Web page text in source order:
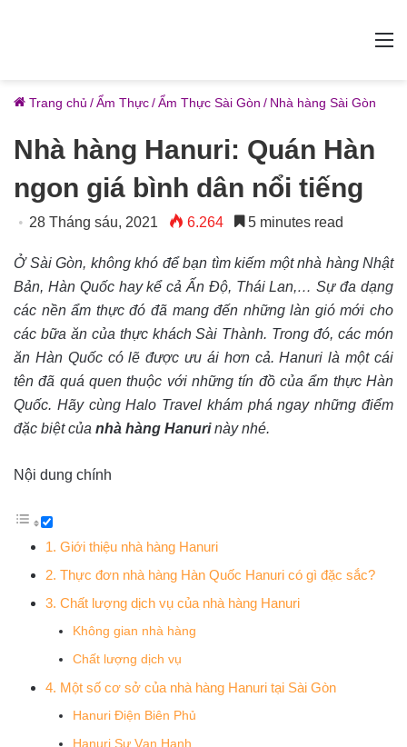
Trang chủ /Ẩm Thực/Ẩm Thực Sài Gòn / Nhà hàng Sài Gòn
Nhà hàng Hanuri: Quán Hàn
ngon giá bình dân nổi tiếng
28 Tháng sáu, 2021 6.264 5 minutes read
Ở Sài Gòn, không khó để bạn tìm kiếm một nhà hàng Nhật
Bản, Hàn Quốc hay kể cả Ấn Độ, Thái Lan,… Sự đa dạng
các nền ẩm thực đó đã mang đến những làn gió mới cho
các bữa ăn của thực khách Sài Thành. Trong đó, các món
ăn Hàn Quốc có lẽ được ưu ái hơn cả. Hanuri là một cái
tên đã quá quen thuộc với những tín đồ của ẩm thực Hàn
Quốc. Hãy cùng Halo Travel khám phá ngay những điểm
đặc biệt của nhà hàng Hanurinày nhé.
Nội dung chính
1. Giới thiệu nhà hàng Hanuri
2. Thực đơn nhà hàng Hàn Quốc Hanuri có gì đặc sắc?
3. Chất lượng dịch vụ của nhà hàng Hanuri
Không gian nhà hàng
Chất lượng dịch vụ
4. Một số cơ sở của nhà hàng Hanuri tại Sài Gòn
Hanuri Điện Biên Phủ
Hanuri Sư Vạn Hạnh